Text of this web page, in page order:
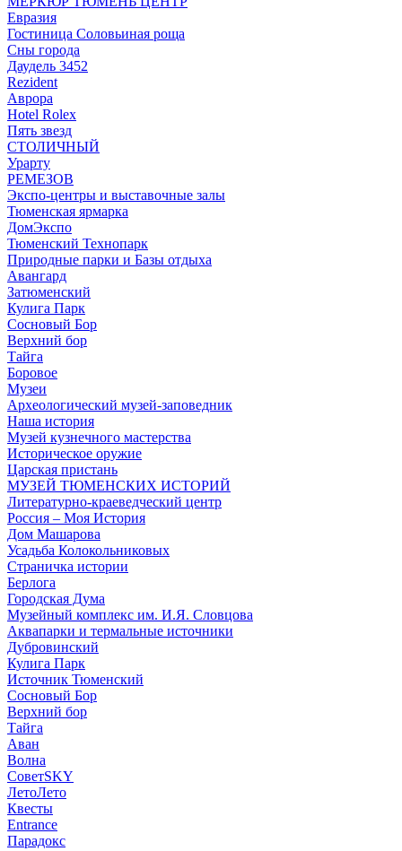
Евразия
Гостиница Соловьиная роща
Сны города
Даудель 3452
Rezident
Аврора
Hotel Rolex
Пять звезд
СТОЛИЧНЫЙ
Урарту
РЕМЕЗОВ
Экспо-центры и выставочные залы
Тюменская ярмарка
ДомЭкспо
Тюменский Технопарк
Природные парки и Базы отдыха
Авангард
Затюменский
Кулига Парк
Сосновый Бор
Верхний бор
Тайга
Боровое
Музеи
Археологический музей-заповедник
Наша история
Музей кузнечного мастерства
Историческое оружие
Царская пристань
МУЗЕЙ ТЮМЕНСКИХ ИСТОРИЙ
Литературно-краеведческий центр
Россия – Моя История
Дом Машарова
Усадьба Колокольниковых
Страничка истории
Берлога
Городская Дума
Музейный комплекс им. И.Я. Словцова
Аквапарки и термальные источники
Дубровинский
Кулига Парк
Источник Тюменский
Сосновый Бор
Верхний бор
Тайга
Аван
Волна
СоветSKY
ЛетоЛето
Квесты
Entrance
Парадокс